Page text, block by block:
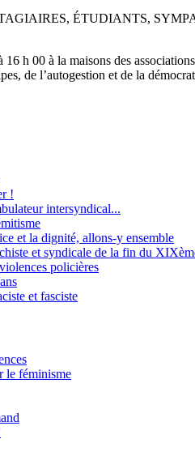
ÉTUDIANTS,
h 00 à la maisons des
de l’autogestion et de la
!
intersyndical...
et la dignité, allons-y ensemble
et syndicale de la fin du
policières
et fasciste
le féminisme